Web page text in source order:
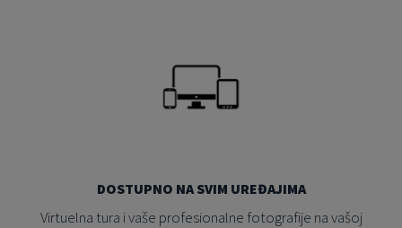
DOSTUPNO NA SVIM UREĐAJIMA
Virtuelna tura i vaše profesionalne fotografije na vašoj